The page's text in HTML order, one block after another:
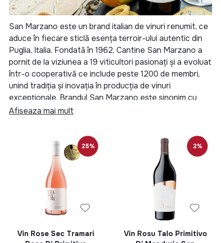
San Marzano este un brand italian de vinuri renumit, ce
aduce în fiecare sticlă esența terroir-ului autentic din
Puglia, Italia. Fondată în 1962, Cantine San Marzano a
pornit de la viziunea a 19 viticultori pasionați și a evoluat
într-o cooperativă ce include peste 1200 de membri,
unind tradiția și inovația în producția de vinuri
excepționale. Brandul San Marzano este sinonim cu
excelența, iar vinurile sale sunt premiate la nivel
Colecția de vinuri San Marzano cuprinde selecții
deosebite, fiecare exprimând specificul soiurilor locale
și pasiunea cultivatorilor:
Vin Roșu Talo Nero di Troia San Marzano IGP
0.75L– Un vin intens și elegant, cu note aromate
Vin Roșu Talo Primitivo di Manduria San
Afiseaza mai mult
25%
Vin Rose Sec Tramari
2%
Vin Rosu Talo Primitivo